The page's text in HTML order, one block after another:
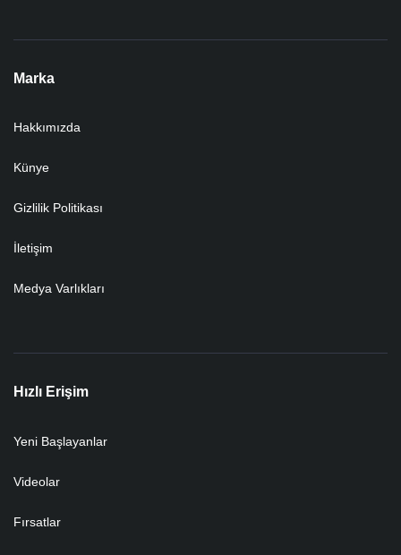
Marka
Hakkımızda
Künye
Gizlilik Politikası
İletişim
Medya Varlıkları
Hızlı Erişim
Yeni Başlayanlar
Videolar
Fırsatlar